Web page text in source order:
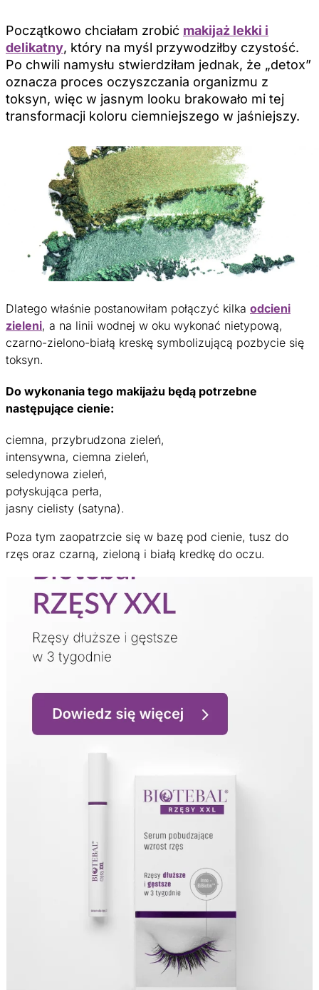
Początkowo chciałam zrobić makijaż lekki i
delikatny, który na myśl przywodziłby czystość.
Po chwili namysłu stwierdziłam jednak, że „detox”
oznacza proces oczyszczania organizmu z
toksyn, więc w jasnym looku brakowało mi tej
transformacji koloru ciemniejszego w jaśniejszy.
Dlatego właśnie postanowiłam połączyć kilka odcieni
zieleni, a na linii wodnej w oku wykonać nietypową,
czarno-zielono-białą kreskę symbolizującą pozbycie się
toksyn.
Do wykonania tego makijażu będą potrzebne
następujące cienie:
ciemna, przybrudzona zieleń,
intensywna, ciemna zieleń,
seledynowa zieleń,
połyskująca perła,
jasny cielisty (satyna).
Poza tym zaopatrzcie się w bazę pod cienie, tusz do
rzęs oraz czarną, zieloną i białą kredkę do oczu.